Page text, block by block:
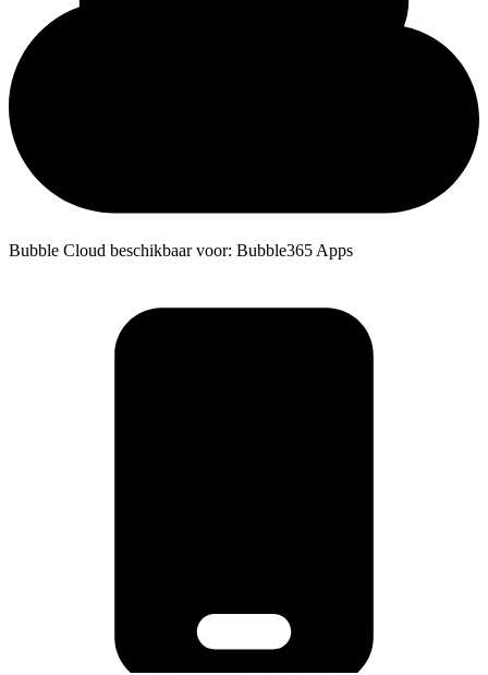
Bubble Cloud beschikbaar voor: Bubble365 Apps